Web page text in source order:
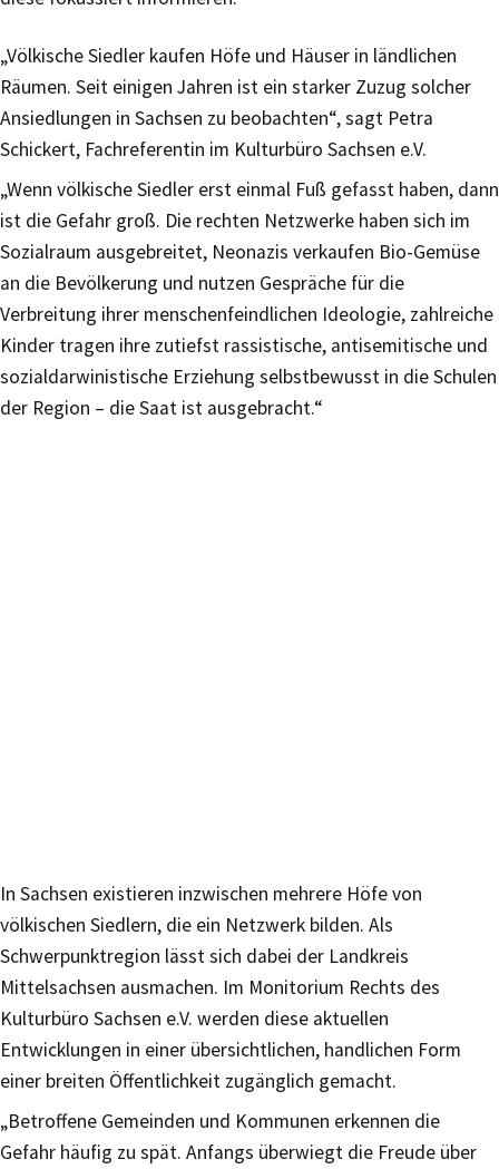
„Völkische Siedler kaufen Höfe und Häuser in ländlichen
Räumen. Seit einigen Jahren ist ein starker Zuzug solcher
Ansiedlungen in Sachsen zu beobachten“, sagt Petra
Schickert, Fachreferentin im Kulturbüro Sachsen e.V.
„Wenn völkische Siedler erst einmal Fuß gefasst haben, dann
ist die Gefahr groß. Die rechten Netzwerke haben sich im
Sozialraum ausgebreitet, Neonazis verkaufen Bio-Gemüse
an die Bevölkerung und nutzen Gespräche für die
Verbreitung ihrer menschenfeindlichen Ideologie, zahlreiche
Kinder tragen ihre zutiefst rassistische, antisemitische und
sozialdarwinistische Erziehung selbstbewusst in die Schulen
der Region – die Saat ist ausgebracht.“
In Sachsen existieren inzwischen mehrere Höfe von
völkischen Siedlern, die ein Netzwerk bilden. Als
Schwerpunktregion lässt sich dabei der Landkreis
Mittelsachsen ausmachen. Im Monitorium Rechts des
Kulturbüro Sachsen e.V. werden diese aktuellen
Entwicklungen in einer übersichtlichen, handlichen Form
einer breiten Öffentlichkeit zugänglich gemacht.
„Betroffene Gemeinden und Kommunen erkennen die
Gefahr häufig zu spät. Anfangs überwiegt die Freude über